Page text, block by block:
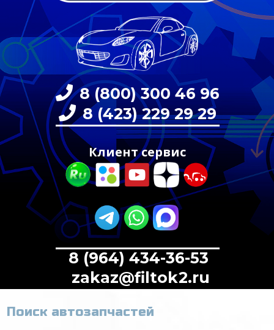
8 (800) 300 46 96
8 (423) 229 29 29
Клиент сервис
8 (964) 434-36-53
zakaz@filtok2.ru
Поиск автозапчастей